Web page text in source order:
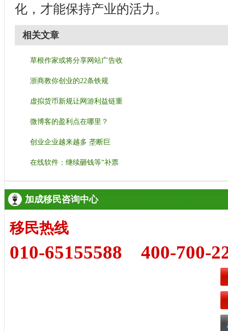
化，才能保持产业的活力。
相关文章
草根作家或将分享网站广告收
浙商教你创业的22条铁规
虚拟货币新规让网游利益链重
微博客的盈利点在哪里？
创业企业越来越多 垄断巨
在线软件：继续砸钱等“补票
加成移民咨询中心
移民热线
010-65155588 400-700-